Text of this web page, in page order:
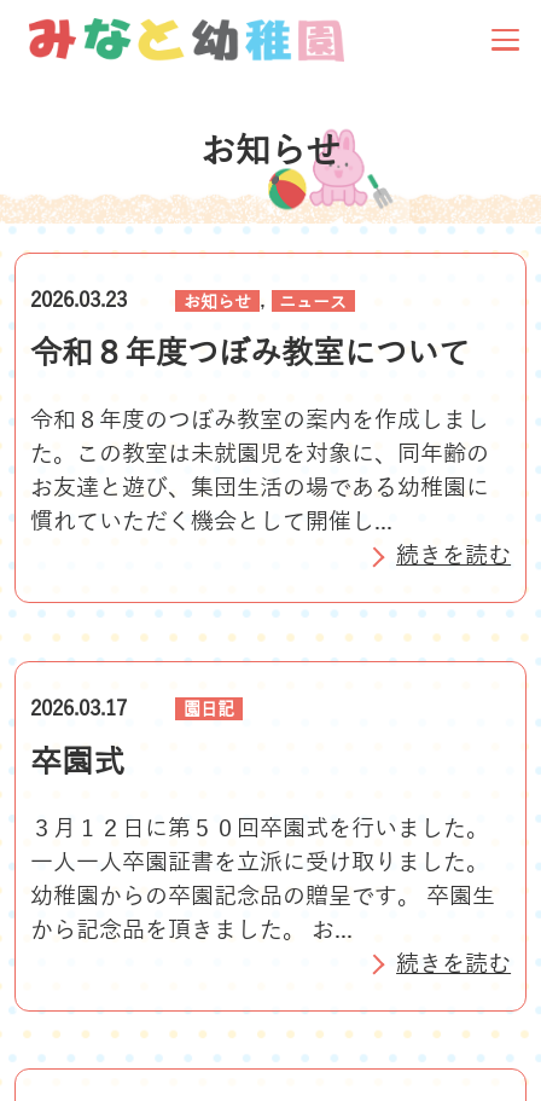
お知らせ
2026.03.23 お知らせ , ニュース
令和８年度つぼみ教室について
令和８年度のつぼみ教室の案内を作成しまし
た。この教室は未就園児を対象に、同年齢の
お友達と遊び、集団生活の場である幼稚園に
慣れていただく機会として開催し...
続きを読む
2026.03.17 園日記
卒園式
３月１２日に第５０回卒園式を行いました。
一人一人卒園証書を立派に受け取りました。
幼稚園からの卒園記念品の贈呈です。 卒園生
から記念品を頂きました。 お...
続きを読む